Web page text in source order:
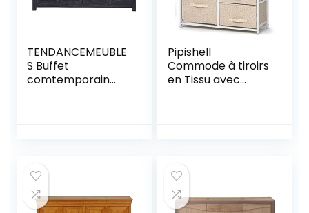
TENDANCEMEUBLE
S Buffet
comtemporain
Pipishell
Commode à tiroirs
en Tissu avec
Coucher, Salon,
Chambre d’enfant,
Couloir, etc